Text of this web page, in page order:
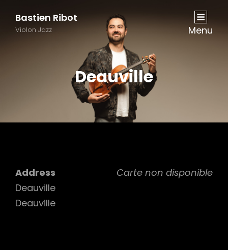
Bastien Ribot
Violon Jazz Menu
Deauville
Carte non disponible
Address
Deauville
Deauville